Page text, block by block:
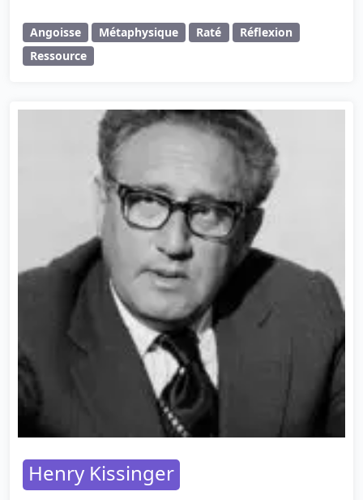
Angoisse Métaphysique Raté
Réflexion
Ressource
Henry Kissinger